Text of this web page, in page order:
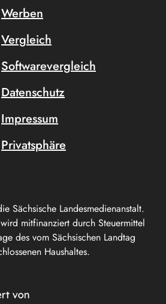
Sächsische Landesmedienanstalt.
mitfinanziert durch Steuermittel
des vom Sächsischen Landtag
Haushaltes.
Werben
Vergleich
Softwarevergleich
Datenschutz
Impressum
Privatsphäre